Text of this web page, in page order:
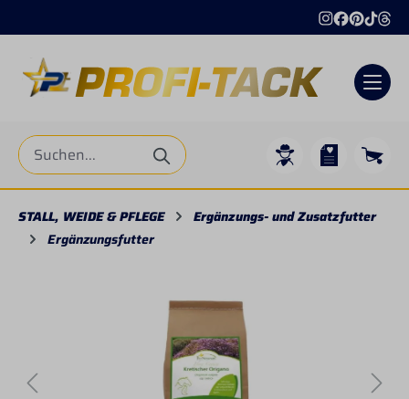
STALL, WEIDE & PFLEGE
Ergänzungs- und Zusatzfutter
Ergänzungsfutter